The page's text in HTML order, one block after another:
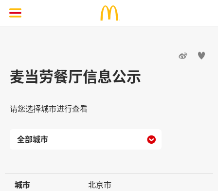
 
麦当劳餐厅信息公示
请您选择城市进行查看

城市
城市
北京市